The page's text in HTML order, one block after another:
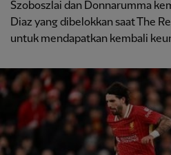
Szoboszlai dan Donnarumma
Diaz yang dibelokkan saat The
untuk mendapatkan kembali